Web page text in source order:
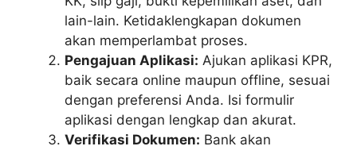
lain-lain. Ketidaklengkapan dokumen
akan memperlambat proses.
Pengajuan Aplikasi: Ajukan aplikasi KPR,
baik secara online maupun offline, sesuai
dengan preferensi Anda. Isi formulir
aplikasi dengan lengkap dan akurat.
Verifikasi Dokumen: Bank akan